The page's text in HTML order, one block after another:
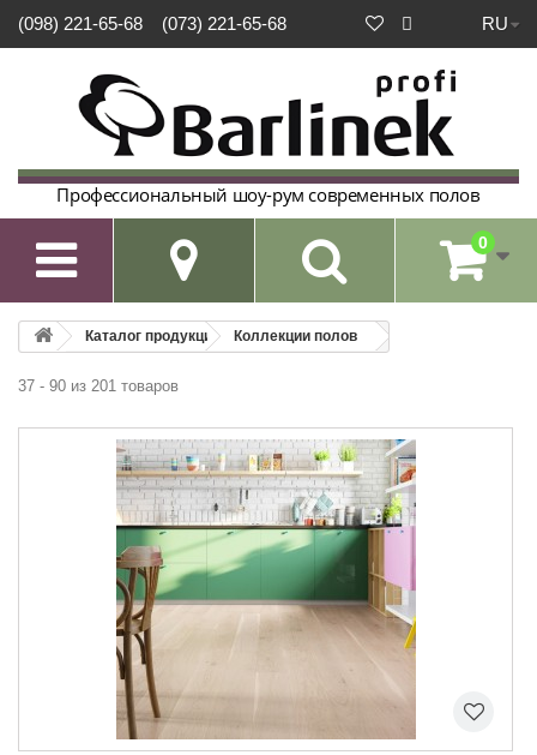
RU
(098) 221-65-68 (073) 221-65-68
Профессиональный шоу-рум современных полов
 0
Каталог продукции Коллекции полов
37 - 90 из 201 товаров